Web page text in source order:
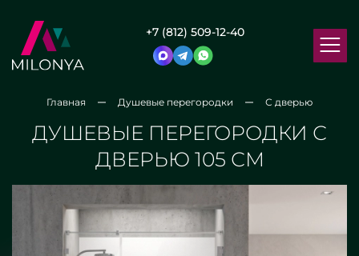
+7 (812) 509-12-40
Главная Душевые перегородки С дверью
ДУШЕВЫЕ ПЕРЕГОРОДКИ С
ДВЕРЬЮ 105 СМ